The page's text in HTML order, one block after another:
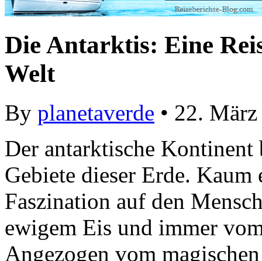
Die Antarktis: Eine
Welt
By planetaverde • 22.
Der antarktische Kontinent
Gebiete dieser Erde.
Faszination auf den
ewigem Eis und immer
Angezogen vom